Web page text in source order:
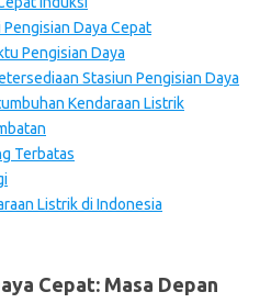
Daya Cepat
Pengisian Daya
Stasiun Pengisian Daya
Kendaraan Listrik
Terbatas
Listrik di Indonesia
Cepat: Masa Depan